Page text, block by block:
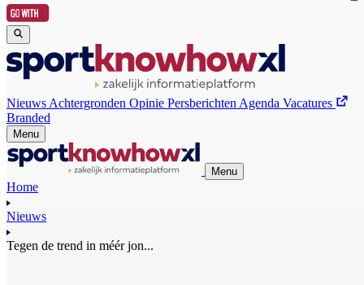
Nieuws Achtergronden Opinie Persberichten Agenda Vacatures
Branded
Menu
Menu
Home
Nieuws
Tegen de trend in méér jon...